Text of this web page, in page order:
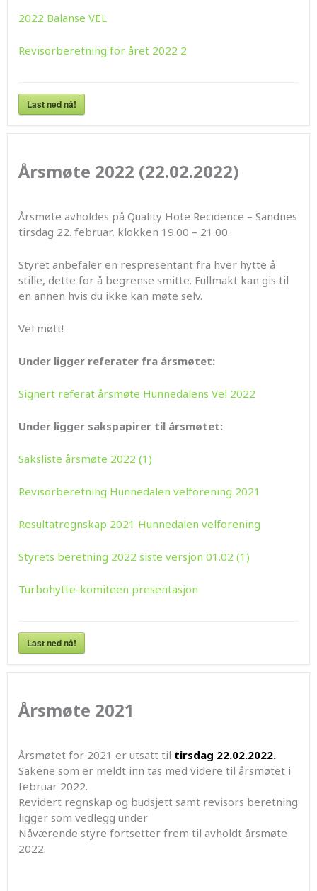
2022 Balanse VEL
Revisorberetning for året 2022 2
Last ned nå!
Årsmøte 2022 (22.02.2022)
Årsmøte avholdes på Quality Hote Recidence – Sandnes
tirsdag 22. februar, klokken 19.00 – 21.00.
Styret anbefaler en respresentant fra hver hytte å
stille, dette for å begrense smitte. Fullmakt kan gis til
en annen hvis du ikke kan møte selv.
Vel møtt!
Under ligger referater fra årsmøtet:
Signert referat årsmøte Hunnedalens Vel 2022
Under ligger sakspapirer til årsmøtet:
Saksliste årsmøte 2022 (1)
Revisorberetning Hunnedalen velforening 2021
Resultatregnskap 2021 Hunnedalen velforening
Styrets beretning 2022 siste versjon 01.02 (1)
Turbohytte-komiteen presentasjon
Last ned nå!
Årsmøte 2021
Årsmøtet for 2021 er utsatt til tirsdag 22.02.2022.
Sakene som er meldt inn tas med videre til årsmøtet i
februar 2022.
Revidert regnskap og budsjett samt revisors beretning
ligger som vedlegg under
Nåværende styre fortsetter frem til avholdt årsmøte
2022.